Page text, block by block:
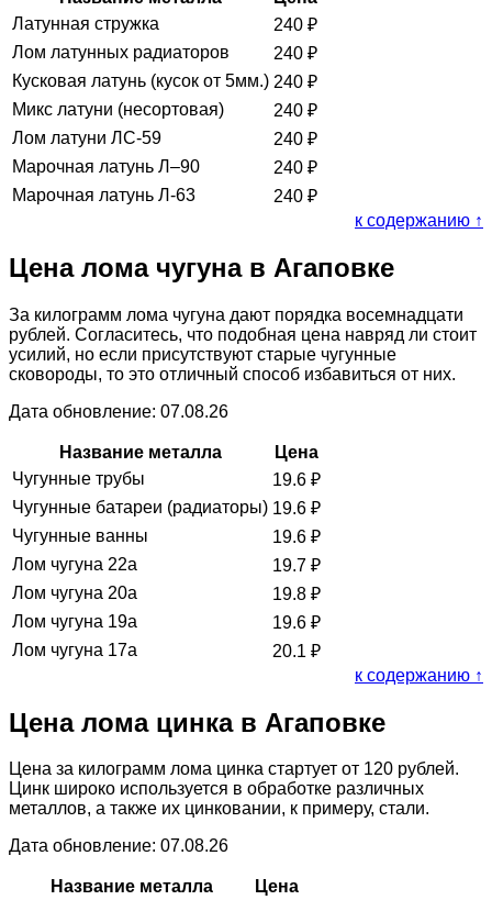
Латунная стружка
240 ₽
Лом латунных радиаторов
240 ₽
Кусковая латунь (кусок от 5мм.) 240 ₽
Микс латуни (несортовая)
240 ₽
Лом латуни ЛС-59
240 ₽
Марочная латунь Л–90
240 ₽
Марочная латунь Л-63
240 ₽
к содержанию ↑
Цена лома чугуна в Агаповке
За килограмм лома чугуна дают порядка восемнадцати
рублей. Согласитесь, что подобная цена навряд ли стоит
усилий, но если присутствуют старые чугунные
сковороды, то это отличный способ избавиться от них.
Дата обновление: 07.08.26
Название металла
Цена
Чугунные трубы
19.6 ₽
Чугунные батареи (радиаторы) 19.6 ₽
Чугунные ванны
19.6 ₽
Лом чугуна 22а
19.7 ₽
Лом чугуна 20а
19.8 ₽
Лом чугуна 19а
19.6 ₽
Лом чугуна 17а
20.1 ₽
к содержанию ↑
Цена лома цинка в Агаповке
Цена за килограмм лома цинка стартует от 120 рублей.
Цинк широко используется в обработке различных
металлов, а также их цинковании, к примеру, стали.
Дата обновление: 07.08.26
Название металла
Цена